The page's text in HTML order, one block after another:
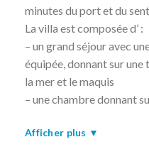
minutes du port et du
La villa est composée d’ :
– un grand séjour avec
équipée, donnant sur une
la mer et le maquis
– une chambre donnant
– une chambre donnant
Afficher plus ▼